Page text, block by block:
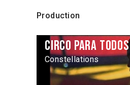
Production
Circo para todos
Constellations